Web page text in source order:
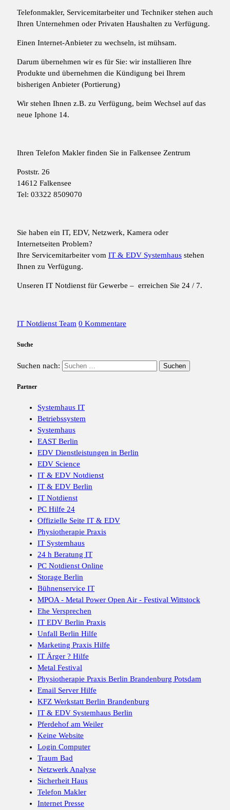
Telefonmakler, Servicemitarbeiter und Techniker stehen auch
Ihren Unternehmen oder Privaten Haushalten zu Verfügung.
Einen Internet-Anbieter zu wechseln, ist mühsam.
Darum übernehmen wir es für Sie: wir installieren Ihre
Produkte und übernehmen die Kündigung bei Ihrem
bisherigen Anbieter (Portierung)
Wir stehen Ihnen z.B. zu Verfügung, beim Wechsel auf das
neue Iphone 14.
Ihren Telefon Makler finden Sie in Falkensee Zentrum
Poststr. 26
14612 Falkensee
Tel: 03322 8509070
Sie haben ein IT, EDV, Netzwerk, Kamera oder
Internetseiten Problem?
Ihre Servicemitarbeiter vom IT & EDV Systemhaus stehen
Ihnen zu Verfügung.
Unseren IT Notdienst für Gewerbe – erreichen Sie 24 / 7.
IT Notdienst Team 0 Kommentare
Suche
Suchen nach:
Partner
Systemhaus IT
Betriebssystem
Systemhaus
EAST Berlin
EDV Dienstleistungen in Berlin
EDV Science
IT & EDV Notdienst
IT & EDV Berlin
IT Notdienst
PC Hilfe 24
Offizielle Seite IT & EDV
Physiotherapie Praxis
IT Systemhaus
24 h Beratung IT
PC Notdienst Online
Storage Berlin
Bühnenservice IT
MPOA - Metal Power Open Air - Festival Wittstock
Ehe Versprechen
IT EDV Berlin Praxis
Unfall Berlin Hilfe
Marketing Praxis Hilfe
IT Ärger ? Hilfe
Metal Festival
Physiotherapie Praxis Berlin Brandenburg Potsdam
Email Server Hilfe
KFZ Werkstatt Berlin Brandenburg
IT & EDV Systemhaus Berlin
Pferdehof am Weiler
Keine Website
Login Computer
Traum Bad
Netzwerk Analyse
Sicherheit Haus
Telefon Makler
Internet Presse